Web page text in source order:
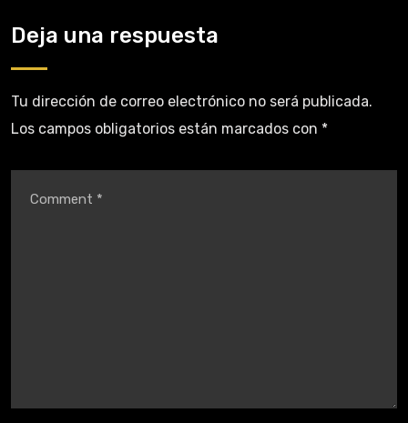
Deja una respuesta
Tu dirección de correo electrónico no será publicada.
Los campos obligatorios están marcados con *